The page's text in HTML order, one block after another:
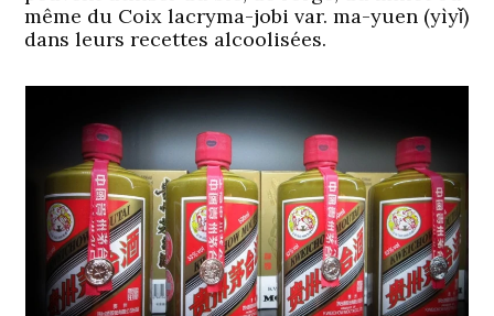
même du Coix lacryma-jobi var. ma-yuen (yìyǐ)
dans leurs recettes alcoolisées.